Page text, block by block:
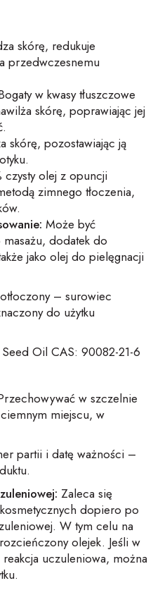
skórę, redukuje
przedwczesnemu
w kwasy tłuszczowe
skórę, poprawiając jej
skórę, pozostawiając ją
czysty olej z opuncji
zimnego tłoczenia,
Może być
dodatek do
jako olej do pielęgnacji
– surowiec
do użytku
Oil CAS: 90082-21-6
w szczelnie
miejscu, w
partii i datę ważności –
Zaleca się
dopiero po
W tym celu na
olejek. Jeśli w
uczuleniowa, można